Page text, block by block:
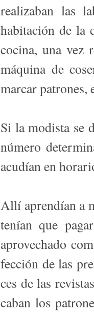
realizaban las
habitación de la
cocina, una vez
máquina de
marcar patrones,
Si la modista se
número
acudían en
Allí aprendían a
tenían que
aprovechado
fección de las
ces de las
caban los